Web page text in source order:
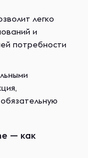
легко
и
потребности
— как